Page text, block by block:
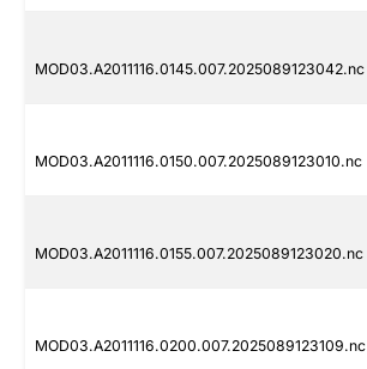
MOD03.A2011116.0145.007.2025089123042.nc
MOD03.A2011116.0150.007.2025089123010.nc
MOD03.A2011116.0155.007.2025089123020.nc
MOD03.A2011116.0200.007.2025089123109.nc